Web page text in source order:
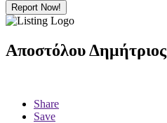
Report Now!
Αποστόλου Δημήτριος
Share
Save